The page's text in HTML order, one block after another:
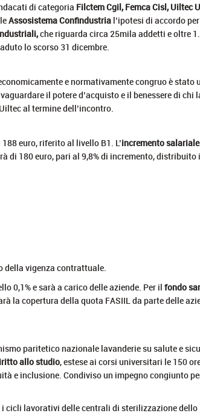
di categoria Filctem Cgil, Femca Cisl, Uiltec
Assosistema Confindustria l’ipotesi di accordo
che riguarda circa 25mila addetti e oltre
lo scorso 31 dicembre.
e normativamente congruo è stato
il potere d’acquisto e il benessere di chi
al termine dell’incontro.
188 euro, riferito al livello B1. L’incremento
di 180 euro, pari al 9,8% di incremento, distribuito
della vigenza contrattuale.
0,1% e sarà a carico delle aziende. Per il fondo
la copertura della quota FASIIL da parte delle
paritetico nazionale lavanderie su salute e
allo studio, estese ai corsi universitari le 150
e inclusione. Condiviso un impegno congiunto
cicli lavorativi delle centrali di sterilizzazione dello